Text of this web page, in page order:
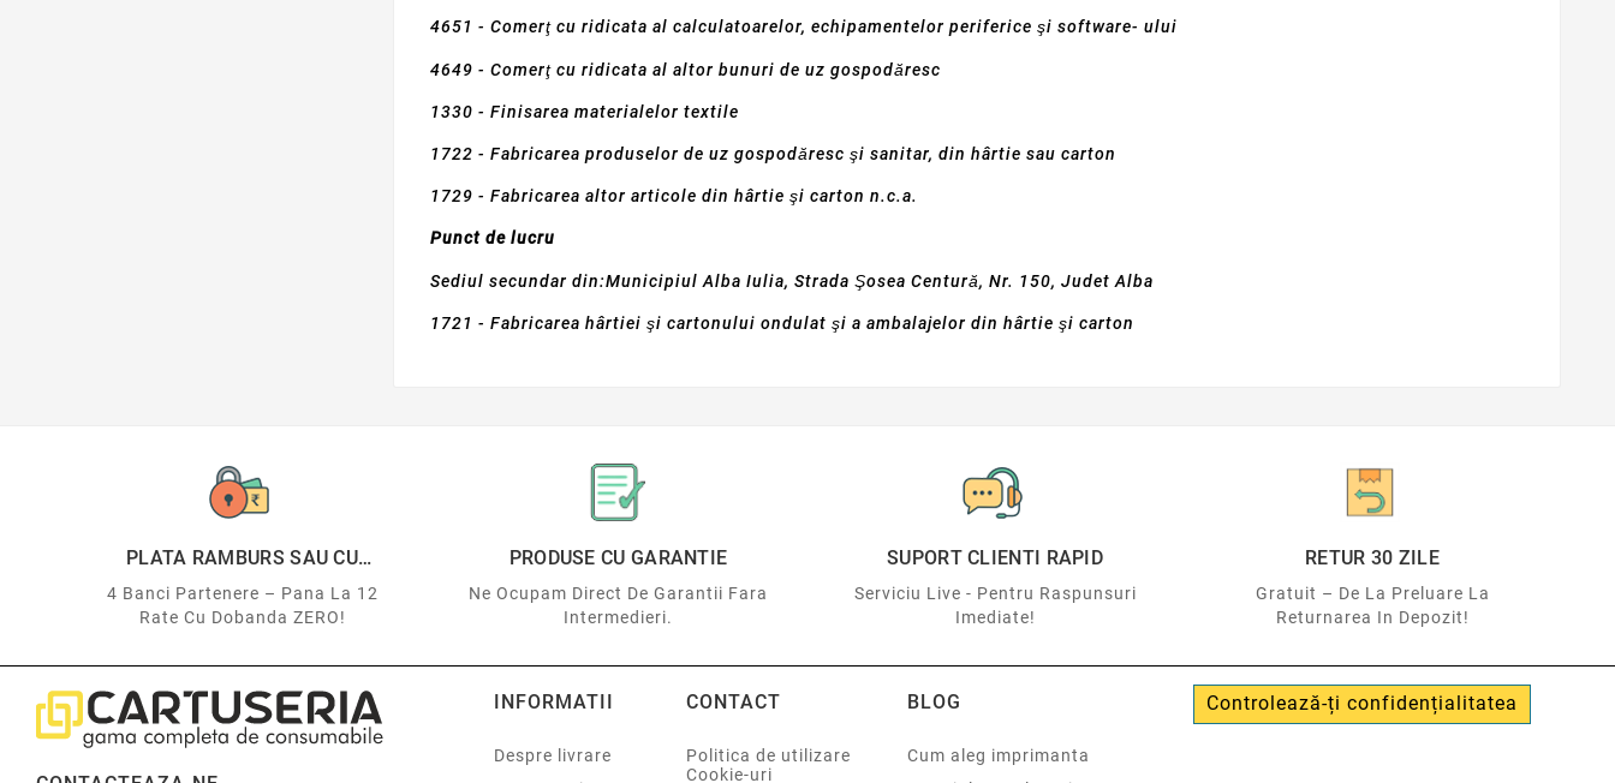
4651 - Comerţ cu ridicata al calculatoarelor, echipamentelor periferice şi software- ului
4649 - Comerţ cu ridicata al altor bunuri de uz gospodăresc
1330 - Finisarea materialelor textile
1722 - Fabricarea produselor de uz gospodăresc şi sanitar, din hârtie sau carton
1729 - Fabricarea altor articole din hârtie şi carton n.c.a.
Punct de lucru
Sediul secundar din:Municipiul Alba Iulia, Strada Şosea Centură, Nr. 150, Judet Alba
1721 - Fabricarea hârtiei şi cartonului ondulat şi a ambalajelor din hârtie şi carton
PLATA RAMBURS SAU CU
4 Banci Partenere – Pana La 12
Rate Cu Dobanda ZERO!
PRODUSE CU GARANTIE
Ne Ocupam Direct De Garantii Fara
Intermedieri.
SUPORT CLIENTI RAPID
Serviciu Live - Pentru Raspunsuri
Imediate!
RETUR 30 ZILE
Gratuit – De La Preluare La
Returnarea In Depozit!
INFORMATII
Despre livrare
CONTACT
Politica de utilizare
Cookie-uri
BLOG
Cum aleg imprimanta
Controlează-ți confidențialitatea